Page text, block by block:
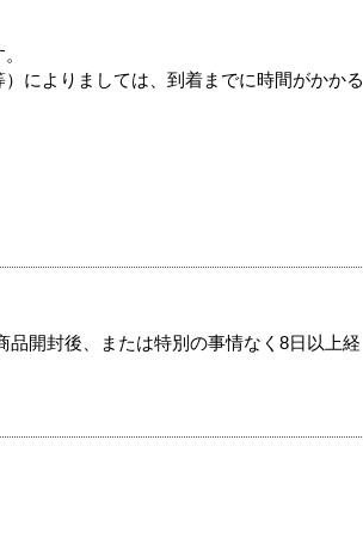
によりましては、到着までに時間がかかる
開封後、または特別の事情なく8日以上経